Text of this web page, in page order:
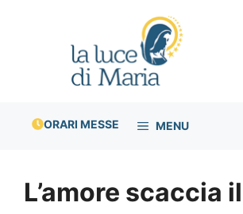
ORARI MESSE MENU
L’amore scaccia